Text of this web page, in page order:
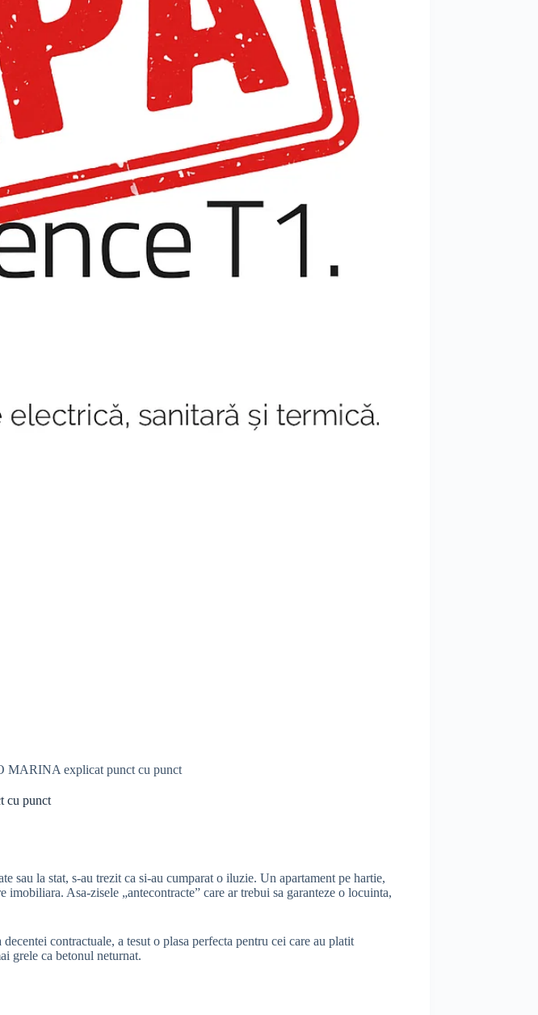
MARINA explicat punct cu punct
cu punct
la stat, s-au trezit ca si-au cumparat o iluzie. Un apartament pe hartie,
Asa-zisele „antecontracte” care ar trebui sa garanteze o locuinta,
contractuale, a tesut o plasa perfecta pentru cei care au platit
grele ca betonul neturnat.